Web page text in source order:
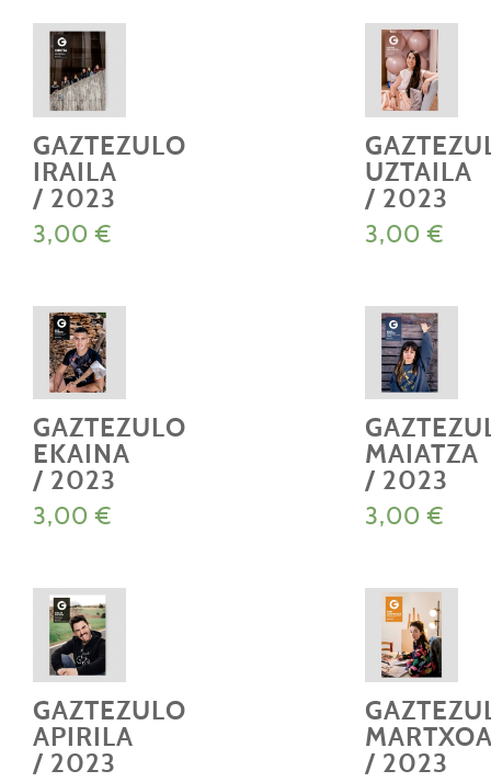
GAZTEZULO
IRAILA
/ 2023
3,00€
UZTAILA
/ 2023
3,00€
GAZTEZULO
EKAINA
/ 2023
3,00€
MAIATZA
/ 2023
3,00€
GAZTEZULO
APIRILA
/ 2023
/ 2023